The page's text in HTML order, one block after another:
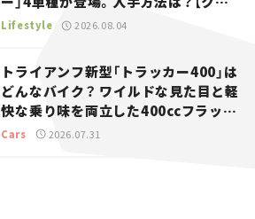
マとホビー】
Lifestyle 2026.08.04
トライアンフ新型「トラッカー400」は
どんなバイク？ ワイルドな見た目と軽
快な乗り味を両立した400ccフラット
トラッカー【試乗レビュー】
Cars 2026.07.31